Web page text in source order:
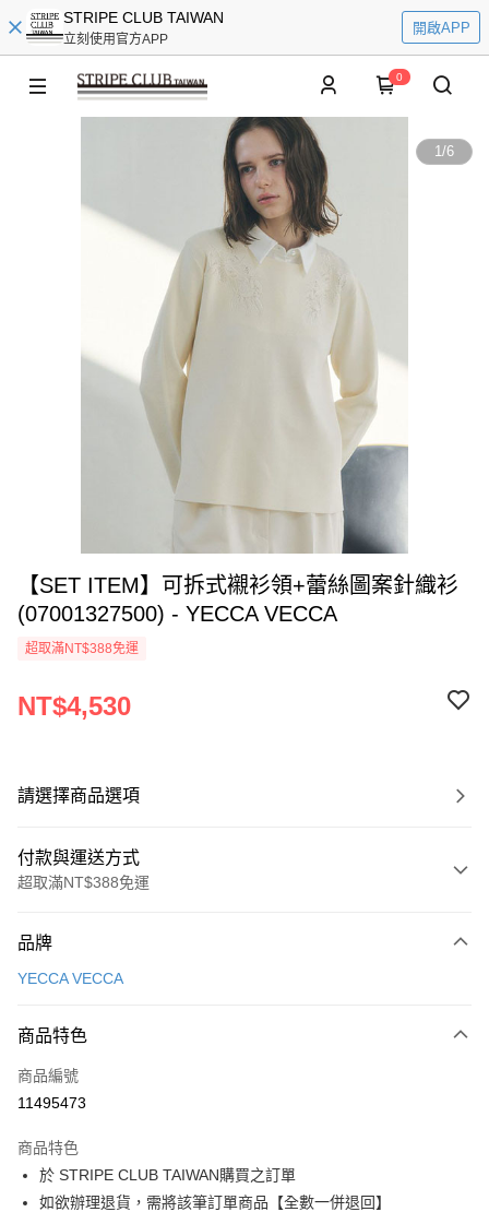
STRIPE CLUB TAIWAN
立刻使用官方APP
開啟APP
0
1/6
【SET ITEM】可拆式襯衫領+蕾絲圖案針織衫
(07001327500) - YECCA VECCA
超取滿NT$388免運
NT$4,530
請選擇商品選項
付款與運送方式
超取滿NT$388免運
信用卡一次付款
3 期 0 利率 每期
合作金庫商業銀行
上海商業儲蓄銀行
臺灣中小企業銀行
匯豐（台灣）商業銀行
華泰商業銀行
聯邦商業銀行
遠東國際商業銀行
超商取貨付款
LINE Pay
Apple Pay
街口支付
品牌
YECCA VECCA
商品特色
商品編號
11495473
商品特色
於 STRIPE CLUB TAIWAN購買之訂單
如欲辦理退貨，需將該筆訂單商品【全數一併退回】